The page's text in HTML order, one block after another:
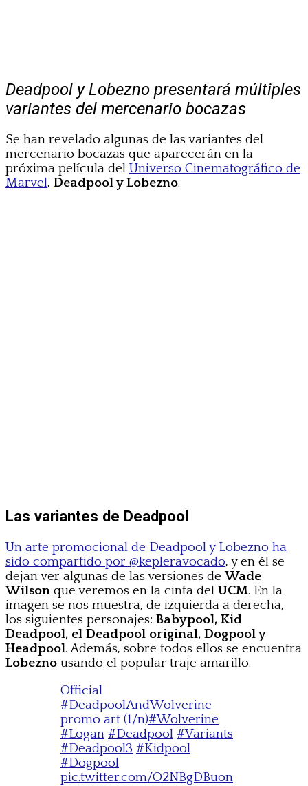
Deadpool y Lobezno presentará múltiples
variantes del mercenario bocazas
Se han revelado algunas de las variantes del
mercenario bocazas que aparecerán en la
próxima película del Universo Cinematográfico de
Marvel, Deadpool y Lobezno.
Las variantes de Deadpool
Un arte promocional de Deadpool y Lobezno ha
sido compartido por @kepleravocado, y en él se
dejan ver algunas de las versiones deWade
Wilson que veremos en la cinta del UCM. En la
imagen se nos muestra, de izquierda a derecha,
los siguientes personajes: Babypool, Kid
Deadpool, el Deadpool original, Dogpool y
Headpool. Además, sobre todos ellos se encuentra
Lobezno usando el popular traje amarillo.
Official
#DeadpoolAndWolverine
promo art (1/n)#Wolverine
#Logan #Deadpool #Variants
#Deadpool3 #Kidpool
#Dogpool
pic.twitter.com/O2NBgDBuon